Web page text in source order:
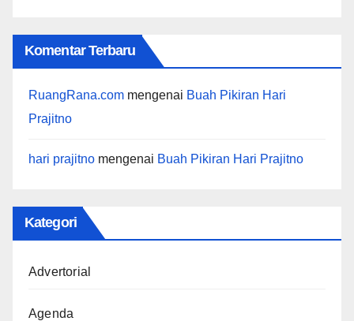
Komentar Terbaru
RuangRana.com mengenai Buah Pikiran Hari
Prajitno
hari prajitno mengenai Buah Pikiran Hari Prajitno
Kategori
Advertorial
Agenda